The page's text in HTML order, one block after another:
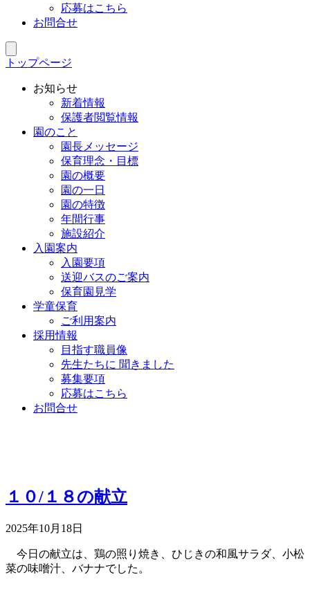
応募はこちら
お問合せ
トップページ
お知らせ
新着情報
保護者閲覧情報
園のこと
園長メッセージ
保育理念・目標
園の概要
園の一日
園の特徴
年間行事
施設紹介
入園案内
入園要項
送迎バスのご案内
保育園見学
学童保育
ご利用案内
採用情報
目指す職員像
先生たちに 聞きました
募集要項
応募はこちら
お問合せ
１０/１８の献立
2025年10月18日
今日の献立は、鶏の照り焼き、ひじきの和風サラダ、小松
菜の味噌汁、バナナでした。